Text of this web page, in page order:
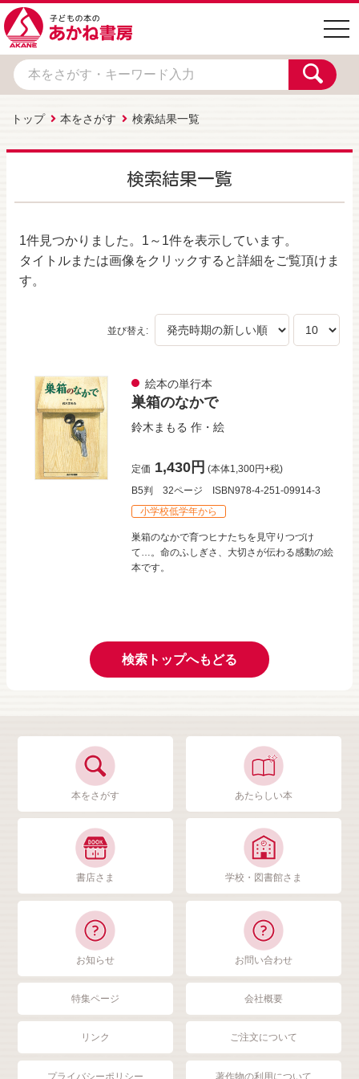
トップ 本をさがす 検索結果一覧
検索結果一覧
1件見つかりました。 1～1件を表示しています。
タイトルまたは画像をクリックすると詳細をご覧頂けま
す。
並び替え:
絵本の単行本
巣箱のなかで
鈴木まもる 作・絵
定価 1,430円 (本体1,300円+税)
B5判
32ページ
ISBN978-4-251-09914-3
小学校低学年から
巣箱のなかで育つヒナたちを見守りつづけ
て…。命のふしぎさ、大切さが伝わる感動の絵
本です。
検索トップへもどる
本をさがす あたらしい本
書店さま 学校・図書館さま
お知らせ お問い合わせ
特集ページ 会社概要
リンク ご注文について
プライバシーポリシー 著作物の利用について